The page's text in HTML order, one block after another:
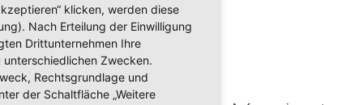
klicken, werden diese
Nach Erteilung der Einwilligung
Drittunternehmen Ihre
Zwecken.
Rechtsgrundlage und
der Schaltfläche „Weitere